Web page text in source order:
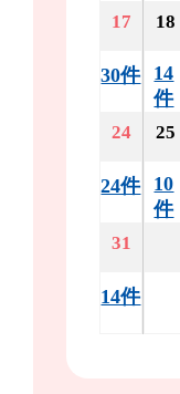
17
30件
18
14
件
24
24件
25
10
件
31
14件